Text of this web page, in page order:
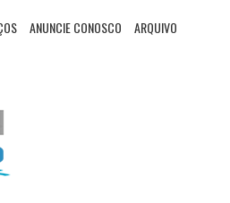
ANUNCIE CONOSCO ARQUIVO